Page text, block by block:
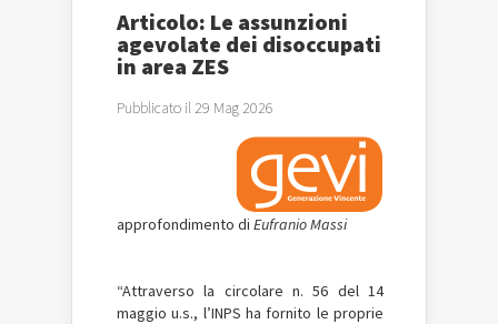
Articolo: Le assunzioni
agevolate dei disoccupati
in area ZES
Pubblicato il 29 Mag 2026
approfondimento di Eufranio Massi
“Attraverso la circolare n. 56 del 14
maggio u.s., l’INPS ha fornito le proprie